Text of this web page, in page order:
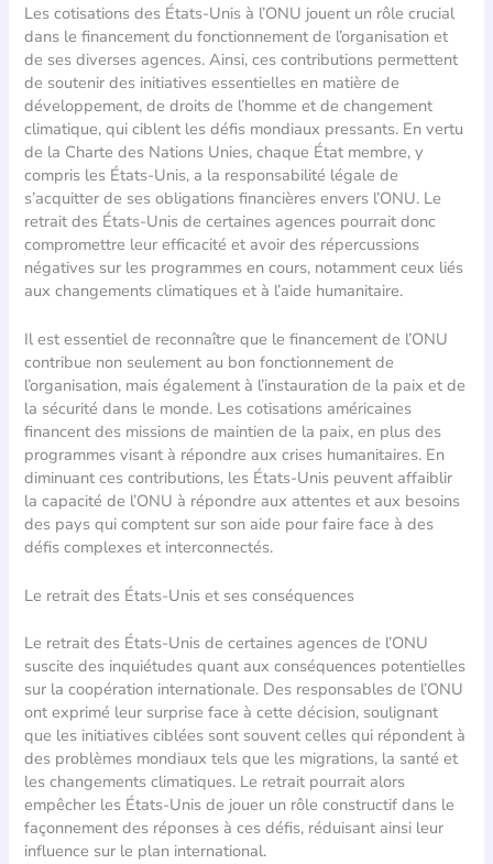
Les cotisations des États-Unis à l’ONU jouent un rôle crucial
dans le financement du fonctionnement de l’organisation et
de ses diverses agences. Ainsi, ces contributions permettent
de soutenir des initiatives essentielles en matière de
développement, de droits de l’homme et de changement
climatique, qui ciblent les défis mondiaux pressants. En vertu
de la Charte des Nations Unies, chaque État membre, y
compris les États-Unis, a la responsabilité légale de
s’acquitter de ses obligations financières envers l’ONU. Le
retrait des États-Unis de certaines agences pourrait donc
compromettre leur efficacité et avoir des répercussions
négatives sur les programmes en cours, notamment ceux liés
aux changements climatiques et à l’aide humanitaire.
Il est essentiel de reconnaître que le financement de l’ONU
contribue non seulement au bon fonctionnement de
l’organisation, mais également à l’instauration de la paix et de
la sécurité dans le monde. Les cotisations américaines
financent des missions de maintien de la paix, en plus des
programmes visant à répondre aux crises humanitaires. En
diminuant ces contributions, les États-Unis peuvent affaiblir
la capacité de l’ONU à répondre aux attentes et aux besoins
des pays qui comptent sur son aide pour faire face à des
défis complexes et interconnectés.
Le retrait des États-Unis et ses conséquences
Le retrait des États-Unis de certaines agences de l’ONU
suscite des inquiétudes quant aux conséquences potentielles
sur la coopération internationale. Des responsables de l’ONU
ont exprimé leur surprise face à cette décision, soulignant
que les initiatives ciblées sont souvent celles qui répondent à
des problèmes mondiaux tels que les migrations, la santé et
les changements climatiques. Le retrait pourrait alors
empêcher les États-Unis de jouer un rôle constructif dans le
façonnement des réponses à ces défis, réduisant ainsi leur
influence sur le plan international.